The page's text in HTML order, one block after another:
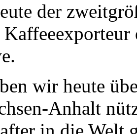
der
wir heute
Anhalt